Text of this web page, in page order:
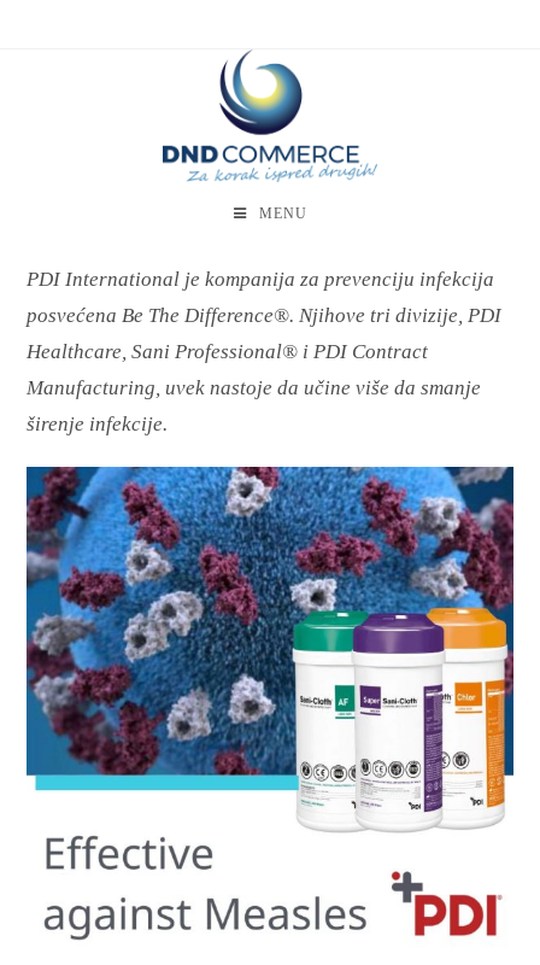
MENU
PDI International je kompanija za prevenciju infekcija
posvećena Be The Difference®. Njihove tri divizije, PDI
Healthcare, Sani Professional® i PDI Contract
Manufacturing, uvek nastoje da učine više da smanje
širenje infekcije.